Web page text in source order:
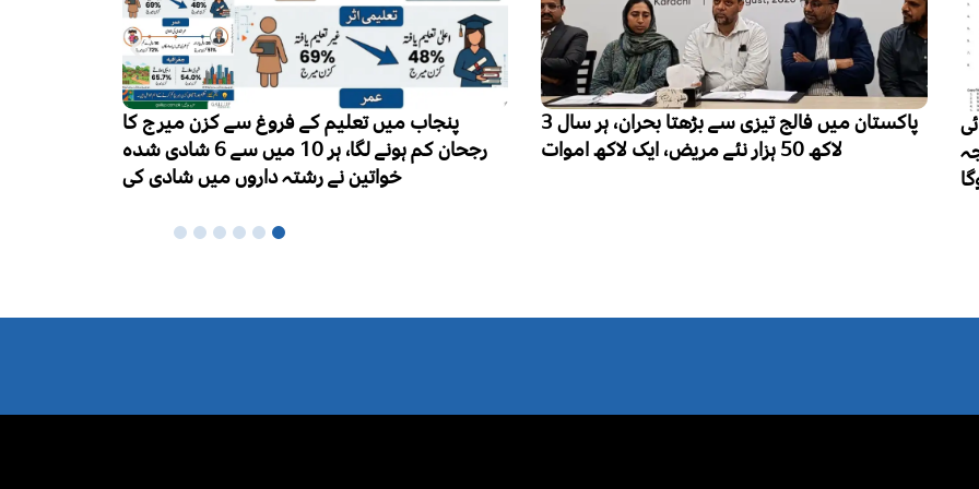
پاکستان میں فالج تیزی سے بڑھتا بحران، ہر سال 3
پنجاب میں تعلیم کے فروغ سے کزن میرج کا
رجحان کم ہونے لگا، ہر 10 میں سے 6 شادی شدہ
ورلڈ بریسٹ فیڈنگ ویک کا آغاز، ماں کا دودھ
نومولود بچوں کی بہترین غذا قرار